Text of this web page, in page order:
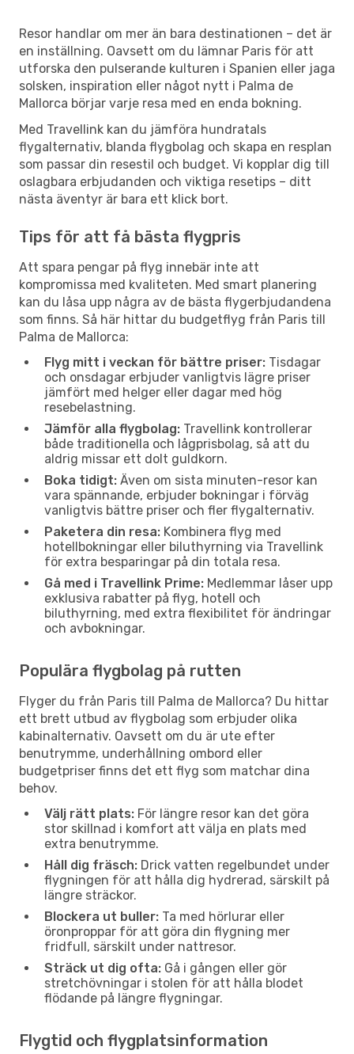
Resor handlar om mer än bara destinationen – det är
en inställning. Oavsett om du lämnar Paris för att
utforska den pulserande kulturen i Spanien eller jaga
solsken, inspiration eller något nytt i Palma de
Mallorca börjar varje resa med en enda bokning.
Med Travellink kan du jämföra hundratals
flygalternativ, blanda flygbolag och skapa en resplan
som passar din resestil och budget. Vi kopplar dig till
oslagbara erbjudanden och viktiga resetips – ditt
nästa äventyr är bara ett klick bort.
Tips för att få bästa flygpris
Att spara pengar på flyg innebär inte att
kompromissa med kvaliteten. Med smart planering
kan du låsa upp några av de bästa flygerbjudandena
som finns. Så här hittar du budgetflyg från Paris till
Palma de Mallorca:
Flyg mitt i veckan för bättre priser: Tisdagar
och onsdagar erbjuder vanligtvis lägre priser
jämfört med helger eller dagar med hög
resebelastning.
Jämför alla flygbolag: Travellink kontrollerar
både traditionella och lågprisbolag, så att du
aldrig missar ett dolt guldkorn.
Boka tidigt: Även om sista minuten-resor kan
vara spännande, erbjuder bokningar i förväg
vanligtvis bättre priser och fler flygalternativ.
Paketera din resa: Kombinera flyg med
hotellbokningar eller biluthyrning via Travellink
för extra besparingar på din totala resa.
Gå med i Travellink Prime: Medlemmar låser upp
exklusiva rabatter på flyg, hotell och
biluthyrning, med extra flexibilitet för ändringar
och avbokningar.
Populära flygbolag på rutten
Flyger du från Paris till Palma de Mallorca? Du hittar
ett brett utbud av flygbolag som erbjuder olika
kabinalternativ. Oavsett om du är ute efter
benutrymme, underhållning ombord eller
budgetpriser finns det ett flyg som matchar dina
behov.
Välj rätt plats: För längre resor kan det göra
stor skillnad i komfort att välja en plats med
extra benutrymme.
Håll dig fräsch: Drick vatten regelbundet under
flygningen för att hålla dig hydrerad, särskilt på
längre sträckor.
Blockera ut buller: Ta med hörlurar eller
öronproppar för att göra din flygning mer
fridfull, särskilt under nattresor.
Sträck ut dig ofta: Gå i gången eller gör
stretchövningar i stolen för att hålla blodet
flödande på längre flygningar.
Flygtid och flygplatsinformation